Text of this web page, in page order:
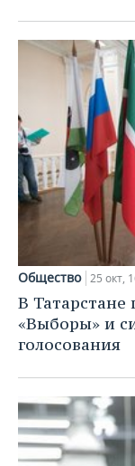
Общество 25 окт,
В
«Выборы» и
голосования